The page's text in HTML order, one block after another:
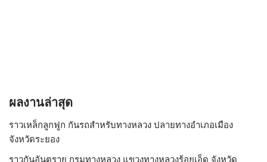
ผลงานล่าสุด
ราวเหล็กลูกฟูก กันรถสําหรับทางหลวง ปลายทางอำเภอเมือง
จังหวัดระยอง
ราวกันอันตราย กรมทางหลวง แขวงทางหลวงร้อยเอ็ด จังหวัด